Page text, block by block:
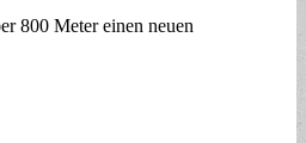
800 Meter einen neuen